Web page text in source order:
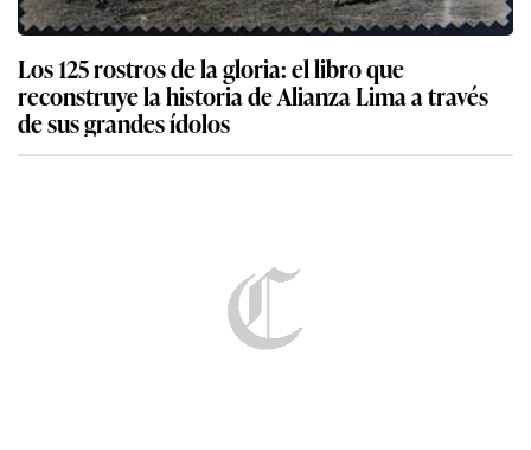
Los 125 rostros de la gloria: el libro que
reconstruye la historia de Alianza Lima a través
de sus grandes ídolos